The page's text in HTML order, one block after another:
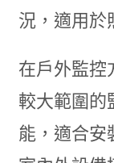
況，適用於
在戶外監控
較大範圍的
能，適合安